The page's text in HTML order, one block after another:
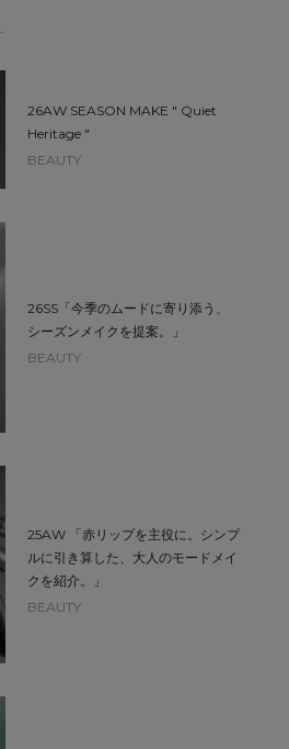
26AW SEASON MAKE " Quiet
Heritage "
BEAUTY
26SS「今季のムードに寄り添う、
シーズンメイクを提案。」
BEAUTY
25AW 「赤リップを主役に。シンプ
ルに引き算した、大人のモードメイ
クを紹介。」
BEAUTY